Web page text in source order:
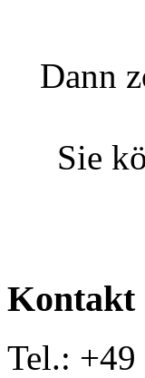
Dann
Sie
Kontakt
Tel.: +49